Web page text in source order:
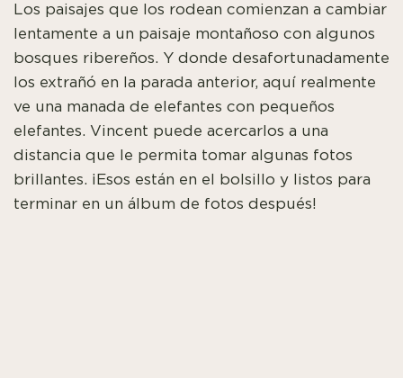
Los paisajes que los rodean comienzan a cambiar
lentamente a un paisaje montañoso con algunos
bosques ribereños. Y donde desafortunadamente
los extrañó en la parada anterior, aquí realmente
ve una manada de elefantes con pequeños
elefantes. Vincent puede acercarlos a una
distancia que le permita tomar algunas fotos
brillantes. ¡Esos están en el bolsillo y listos para
terminar en un álbum de fotos después!